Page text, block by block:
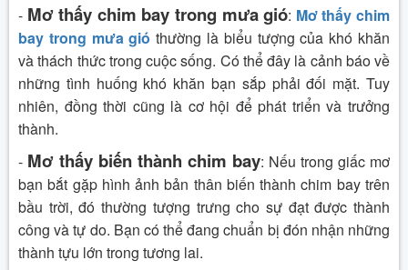
- Mơ thấy chim bay trong mưa gió: Mơ thấy chim
bay trong mưa gió thường là biểu tượng của khó khăn
và thách thức trong cuộc sống. Có thể đây là cảnh báo về
những tình huống khó khăn bạn sắp phải đối mặt. Tuy
nhiên, đồng thời cũng là cơ hội để phát triển và trưởng
thành.
- Mơ thấy biến thành chim bay: Nếu trong giấc mơ
bạn bắt gặp hình ảnh bản thân biến thành chim bay trên
bầu trời, đó thường tượng trưng cho sự đạt được thành
công và tự do. Bạn có thể đang chuẩn bị đón nhận những
thành tựu lớn trong tương lai.